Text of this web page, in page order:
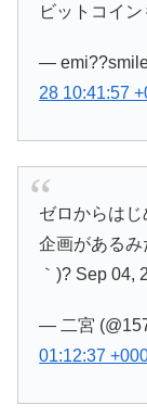
ビットコイ
—
28 10:41:57
ゼロからは
企画がある
｀)? Sep 04,
— 二宮
01:12:37